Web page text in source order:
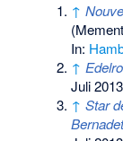
↑
(
In:
↑
Juli 2013
↑ Star